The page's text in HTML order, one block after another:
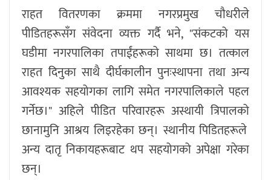
राहत वितरणका क्रममा नगरप्रमुख चौधरीले
पीडितहरूसँग संवेदना व्यक्त गर्दै भने, "संकटको यस
घडीमा नगरपालिका तपाईंहरूको साथमा छ। तत्काल
राहत दिनुका साथै दीर्घकालीन पुनःस्थापना तथा अन्य
आवश्यक सहयोगका लागि समेत नगरपालिकाले पहल
गर्नेछ।" अहिले पीडित परिवारहरू अस्थायी त्रिपालको
छानामुनि आश्रय लिइरहेका छन्। स्थानीय पिडितहरूले
अन्य दातृ निकायहरूबाट थप सहयोगको अपेक्षा गरेका
छन्।